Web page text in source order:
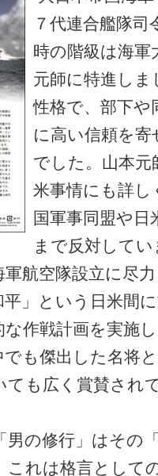
７代連合艦隊司
時の階級は海軍
元師に特進しま
性格で、部下や
に高い信頼を
でした。山本元
米事情にも詳し
国軍事同盟や日
まで反対して
航空隊設立に尽
」という日米間
作戦計画を実施
でも傑出した名将
ても広く賞賛され
男の修行」はその
これは格言として